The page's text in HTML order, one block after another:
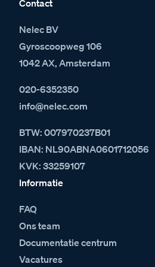
Contact
Nelec BV
Gyroscoopweg 106
1042 AX, Amsterdam
020-6352350
info@nelec.com
BTW: 007970237B01
IBAN: NL90ABNA0601712056
KVK: 33259107
Informatie
FAQ
Ons team
Documentatie centrum
Vacatures